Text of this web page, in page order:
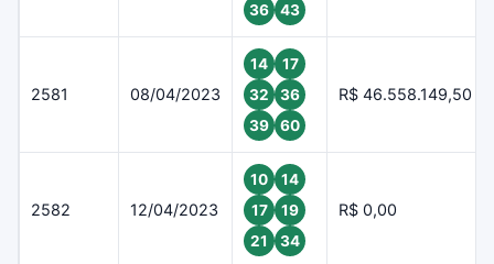
36
43
2581 08/04/2023
14
17
32
36
39
60
R$ 46.558.149,50
2582 12/04/2023
10
14
17
19
21
34
R$ 0,00